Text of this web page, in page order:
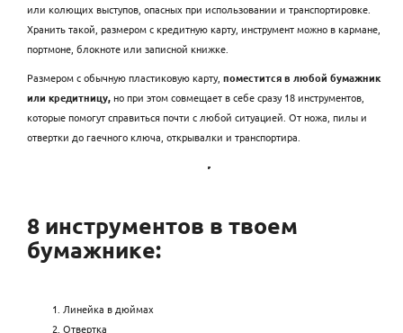
или колющих выступов, опасных при использовании и транспортировке.
Хранить такой, размером с кредитную карту, инструмент можно в кармане,
портмоне, блокноте или записной книжке.
Размером с обычную пластиковую карту, поместится в любой бумажник
или кредитницу,но при этом совмещает в себе сразу 18 инструментов,
которые помогут справиться почти с любой ситуацией. От ножа, пилы и
отвертки до гаечного ключа, открывалки и транспортира.
8 инструментов в твоем
бумажнике:
Линейка в дюймах
Отвертка